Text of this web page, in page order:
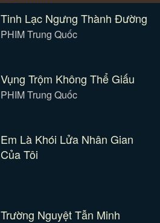
Tinh Lạc Ngưng Thành Đường
PHIM Trung Quốc
Vụng Trộm Không Thể Giấu
PHIM Trung Quốc
Em Là Khói Lửa Nhân Gian
Của Tôi
Trường Nguyệt Tẫn Minh